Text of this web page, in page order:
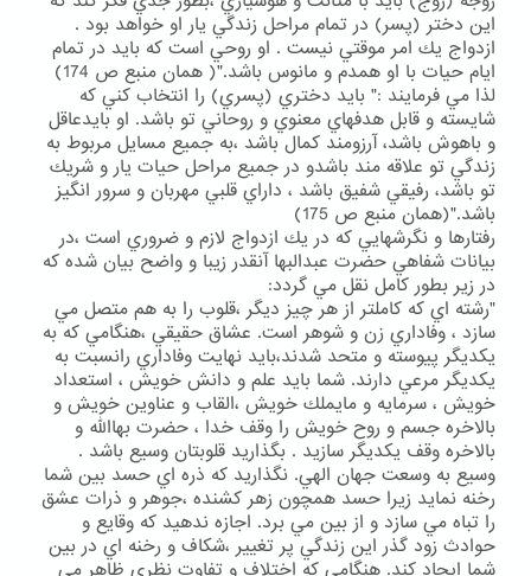
اين دختر (پسر) در تمام مراحل زندگي يار او خواهد بود .
ازدواج يك امر موقتي نيست . او روحي است كه بايد در تمام
ايام حيات با او همدم و مانوس باشد."( همان منبع ص 174)
لذا مي فرمايند :" بايد دختري (پسري) را انتخاب كني كه
شايسته و قابل هدفهاي معنوي و روحاني تو باشد. او بايدعاقل
و باهوش باشد، آرزومند كمال باشد ،به جميع مسايل مربوط به
زندگي تو علاقه مند باشدو در جميع مراحل حيات يار و شريك
تو باشد، رفيقي شفيق باشد ، داراي قلبي مهربان و سرور انگيز
باشد."(همان منبع ص 175)
رفتارها و نگرشهايي كه در يك ازدواج لازم و ضروري است ،در
بيانات شفاهي حضرت عبدالبها آنقدر زيبا و واضح بيان شده كه
در زير بطور كامل نقل مي گردد:
"رشته اي كه كاملتر از هر چيز ديگر ،قلوب را به هم متصل مي
سازد ، وفاداري زن و شوهر است. عشاق حقيقي ،هنگامي كه به
يكديگر پيوسته و متحد شدند،بايد نهايت وفاداري رانسبت به
يكديگر مرعي دارند. شما بايد علم و دانش خويش ، استعداد
خويش ، سرمايه و مايملك خويش ،القاب و عناوين خويش و
بالاخره جسم و روح خويش را وقف خدا ، حضرت بهاالله و
بالاخره وقف يكديگر سازيد . بگذاريد قلوبتان وسيع باشد .
وسيع به وسعت جهان الهي. نگذاريد كه ذره اي حسد بين شما
رخنه نمايد زيرا حسد همچون زهر كشنده ،جوهر و ذرات عشق
را تباه مي سازد و از بين مي برد. اجازه ندهيد كه وقايع و
حوادث زود گذر اين زندگي پر تغيير ،شكاف و رخنه اي در بين
شما ايجاد كند. هنگامي كه اختلاف و تفاوت نظري ظاهر مي